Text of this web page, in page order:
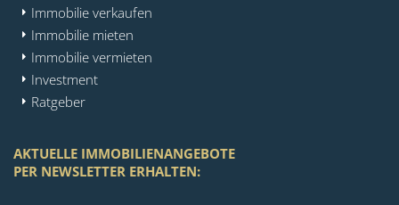
Immobilie verkaufen
Immobilie mieten
Immobilie vermieten
Investment
Ratgeber
AKTUELLE IMMOBILIENANGEBOTE
PER NEWSLETTER ERHALTEN: